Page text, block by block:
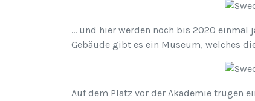
… und hier werden noch bis 2020 einmal
Gebäude gibt es ein Museum, welches
Auf dem Platz vor der Akademie trugen